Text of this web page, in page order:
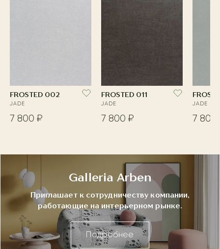
FROSTED 002
JADE
7 800 ₽
FROSTED 011
JADE
7 800 ₽
JADE
7 800
Galleria Arben
Приглашает к сотрудничеству компании,
работающие на интерьерном рынке.
Подробнее